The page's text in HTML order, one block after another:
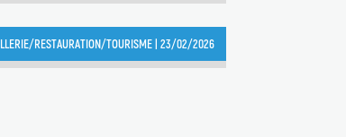
RESTAURATION/TOURISME | 23/02/2026